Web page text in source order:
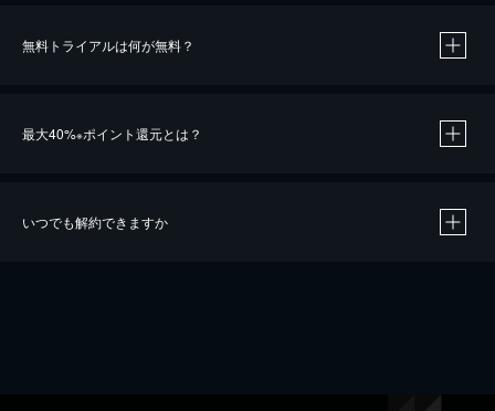
無料トライアルは何が無料？
最大40%※ポイント還元とは？
いつでも解約できますか